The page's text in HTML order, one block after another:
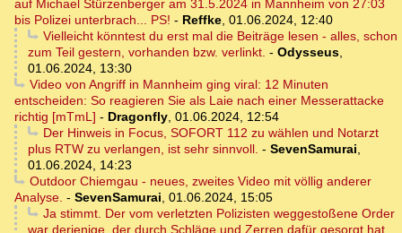
auf Michael Stürzenberger am 31.5.2024 in Mannheim von 27:03
bis Polizei unterbrach... PS! - Reffke, 01.06.2024, 12:40
Vielleicht könntest du erst mal die Beiträge lesen - alles, schon
zum Teil gestern, vorhanden bzw. verlinkt. - Odysseus,
01.06.2024, 13:30
Video von Angriff in Mannheim ging viral: 12 Minuten
entscheiden: So reagieren Sie als Laie nach einer Messerattacke
richtig [mTmL] - Dragonfly, 01.06.2024, 12:54
Der Hinweis in Focus, SOFORT 112 zu wählen und Notarzt
plus RTW zu verlangen, ist sehr sinnvoll. - SevenSamurai,
01.06.2024, 14:23
Outdoor Chiemgau - neues, zweites Video mit völlig anderer
Analyse. - SevenSamurai, 01.06.2024, 15:05
Ja stimmt. Der vom verletzten Polizisten weggestoßene Order
war derjenige, der durch Schläge und Zerren dafür gesorgt hat,